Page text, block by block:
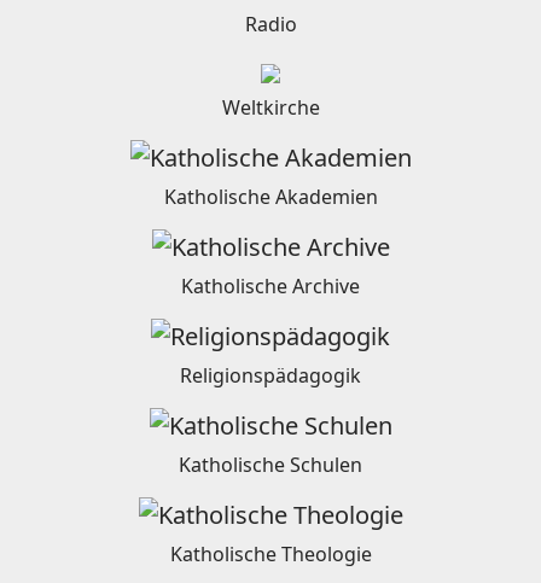
Radio
Weltkirche
Katholische Akademien
Katholische Archive
Religionspädagogik
Katholische Schulen
Katholische Theologie